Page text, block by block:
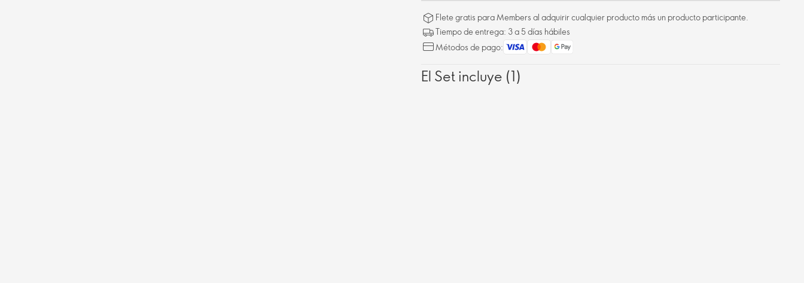
Flete gratis para Members al adquirir cualquier producto más un producto participante.
Tiempo de entrega: 3 a 5 días hábiles
Métodos de pago:
El Set incluye (1)